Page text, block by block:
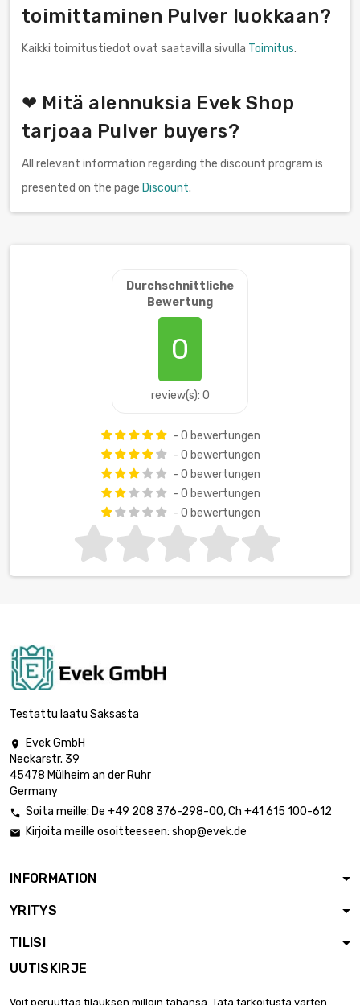
toimittaminen Pulver luokkaan?
Kaikki toimitustiedot ovat saatavilla sivulla Toimitus.
❤ Mitä alennuksia Evek Shop
tarjoaa Pulver buyers?
All relevant information regarding the discount program is
presented on the page Discount.
Durchschnittliche
Bewertung
0
review(s): 0
- 0 bewertungen
- 0 bewertungen
- 0 bewertungen
- 0 bewertungen
- 0 bewertungen
Testattu laatu Saksasta

Evek GmbH
Neckarstr. 39
45478 Mülheim an der Ruhr
Germany
 Soita meille: De +49 208 376-298-00, Ch +41 615 100-612
 Kirjoita meille osoitteeseen: shop@evek.de
INFORMATION
YRITYS
TILISI
UUTISKIRJE
Voit peruuttaa tilauksen milloin tahansa. Tätä tarkoitusta varten